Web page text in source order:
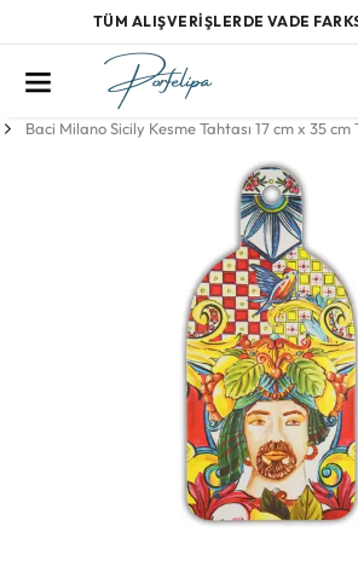
TÜM ALIŞVERİŞLERDE VADE
Baci Milano Sicily Kesme Tahtası 17 cm x 35 cm